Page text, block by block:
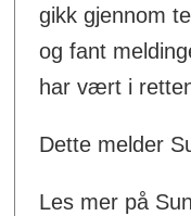
gikk gjennom
og fant
har vært i
Dette melder
Les mer på